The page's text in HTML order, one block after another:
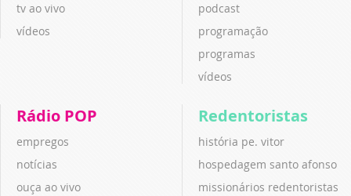
tv ao vivo
vídeos
podcast
programação
programas
vídeos
Rádio POP
empregos
notícias
ouça ao vivo
Redentoristas
história pe. vitor
hospedagem santo afonso
missionários redentoristas